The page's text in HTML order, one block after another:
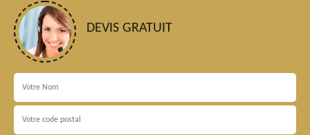
DEVIS GRATUIT